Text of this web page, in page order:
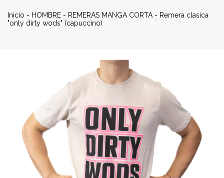
Inicio - HOMBRE - REMERAS MANGA CORTA - Remera clasica
"only dirty wods" (capuccino)